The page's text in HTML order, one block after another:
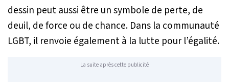
dessin peut aussi être un symbole de perte, de
deuil, de force ou de chance. Dans la communauté
LGBT, il renvoie également à la lutte pour l’égalité.
La suite après cette publicité